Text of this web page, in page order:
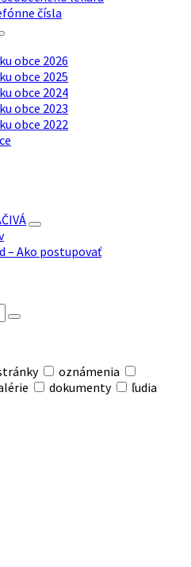
čísla
obce 2026
obce 2025
obce 2024
obce 2023
obce 2022
– Ako postupovať
oznámenia
dokumenty ľudia